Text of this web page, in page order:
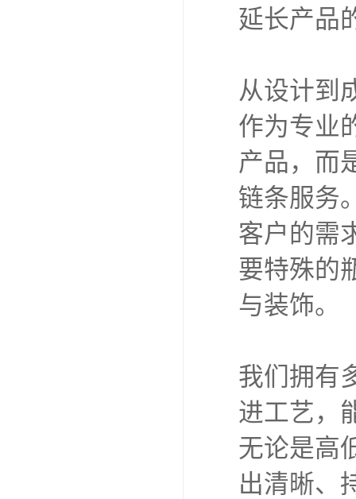
延长产品
从设计到
作为专业
产品，而
链条服务
客户的需
要特殊的
与装饰。
我们拥有
进工艺，
无论是高
出清晰、